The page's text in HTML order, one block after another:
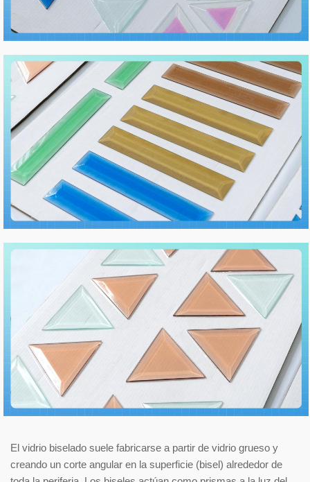
El vidrio biselado suele fabricarse a partir de vidrio grueso y
creando un corte angular en la superficie (bisel) alrededor de